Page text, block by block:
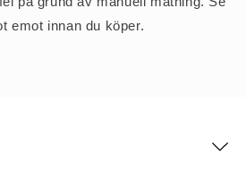
emot innan du köper.